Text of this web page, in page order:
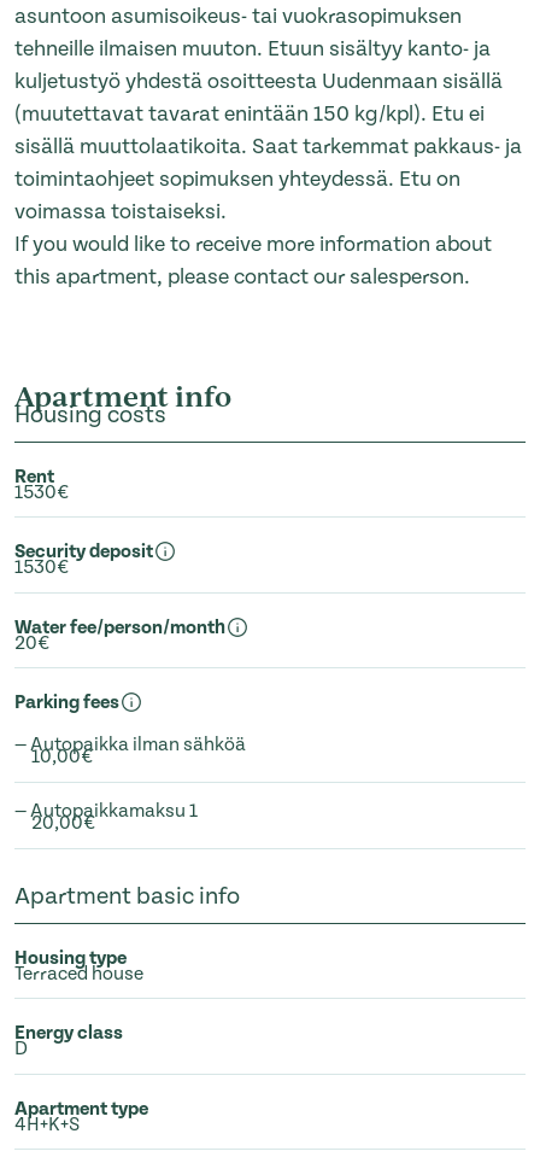
asuntoon asumisoikeus- tai vuokrasopimuksen
tehneille ilmaisen muuton. Etuun sisältyy kanto- ja
kuljetustyö yhdestä osoitteesta Uudenmaan sisällä
(muutettavat tavarat enintään 150 kg/kpl). Etu ei
sisällä muuttolaatikoita. Saat tarkemmat pakkaus- ja
toimintaohjeet sopimuksen yhteydessä. Etu on
voimassa toistaiseksi.
If you would like to receive more information about
this apartment, please contact our salesperson.
Apartment info
Housing costs
Rent
1530€
Security deposit
1530€
Water fee/person/month
20€
Parking fees
— Autopaikka ilman sähköä
10,00€
— Autopaikkamaksu 1
20,00€
Apartment basic info
Housing type
Terraced house
Energy class
D
Apartment type
4H+K+S